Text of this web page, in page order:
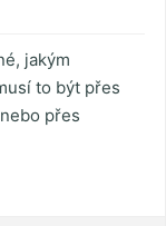
jakým
to být přes
přes